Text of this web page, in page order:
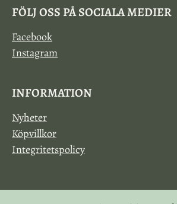
FÖLJ OSS PÅ SOCIALA MEDIER
Facebook
Instagram
INFORMATION
Nyheter
Köpvillkor
Integritetspolicy